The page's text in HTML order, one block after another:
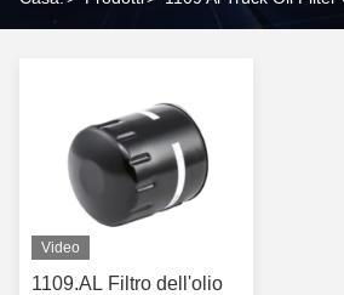
Video
1109.AL Filtro dell'olio